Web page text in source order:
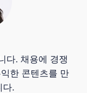
다. 채용에 경쟁
한 콘텐츠를 만
다.